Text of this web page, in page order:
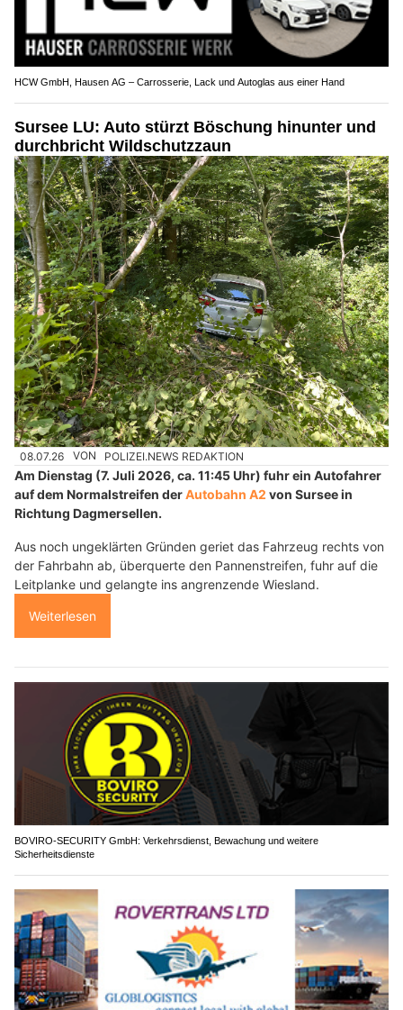
HCW GmbH, Hausen AG – Carrosserie, Lack und Autoglas aus einer Hand
Sursee LU: Auto stürzt Böschung hinunter und
durchbricht Wildschutzzaun
08.07.26 VON POLIZEI.NEWS REDAKTION
Am Dienstag (7. Juli 2026, ca. 11:45 Uhr) fuhr ein Autofahrer
auf dem Normalstreifen derAutobahn A2 von Sursee in
Richtung Dagmersellen.
Aus noch ungeklärten Gründen geriet das Fahrzeug rechts von
der Fahrbahn ab, überquerte den Pannenstreifen, fuhr auf die
Leitplanke und gelangte ins angrenzende Wiesland.
Weiterlesen
BOVIRO-SECURITY GmbH: Verkehrsdienst, Bewachung und weitere
Sicherheitsdienste